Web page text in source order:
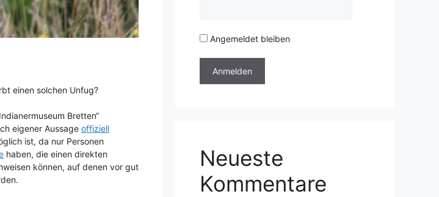
einen solchen Unfug?
Bretten“
eigener Aussage offiziell
ist, da nur Personen
haben, die einen direkten
können, auf denen vor gut
Angemeldet bleiben
Neueste
Kommentare